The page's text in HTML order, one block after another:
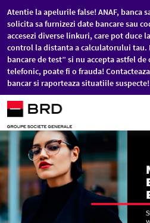
Sari la conținutul principal
Atentie la apelurile false! ANAF, banca
solicita sa furnizezi date bancare sau
accesezi diverse linkuri, care pot duce
control la distanta a calculatorului tau.
bancare de test” si nu accepta astfel
telefonic, poate fi o frauda!
bancar si raporteaza situatiile suspecte!